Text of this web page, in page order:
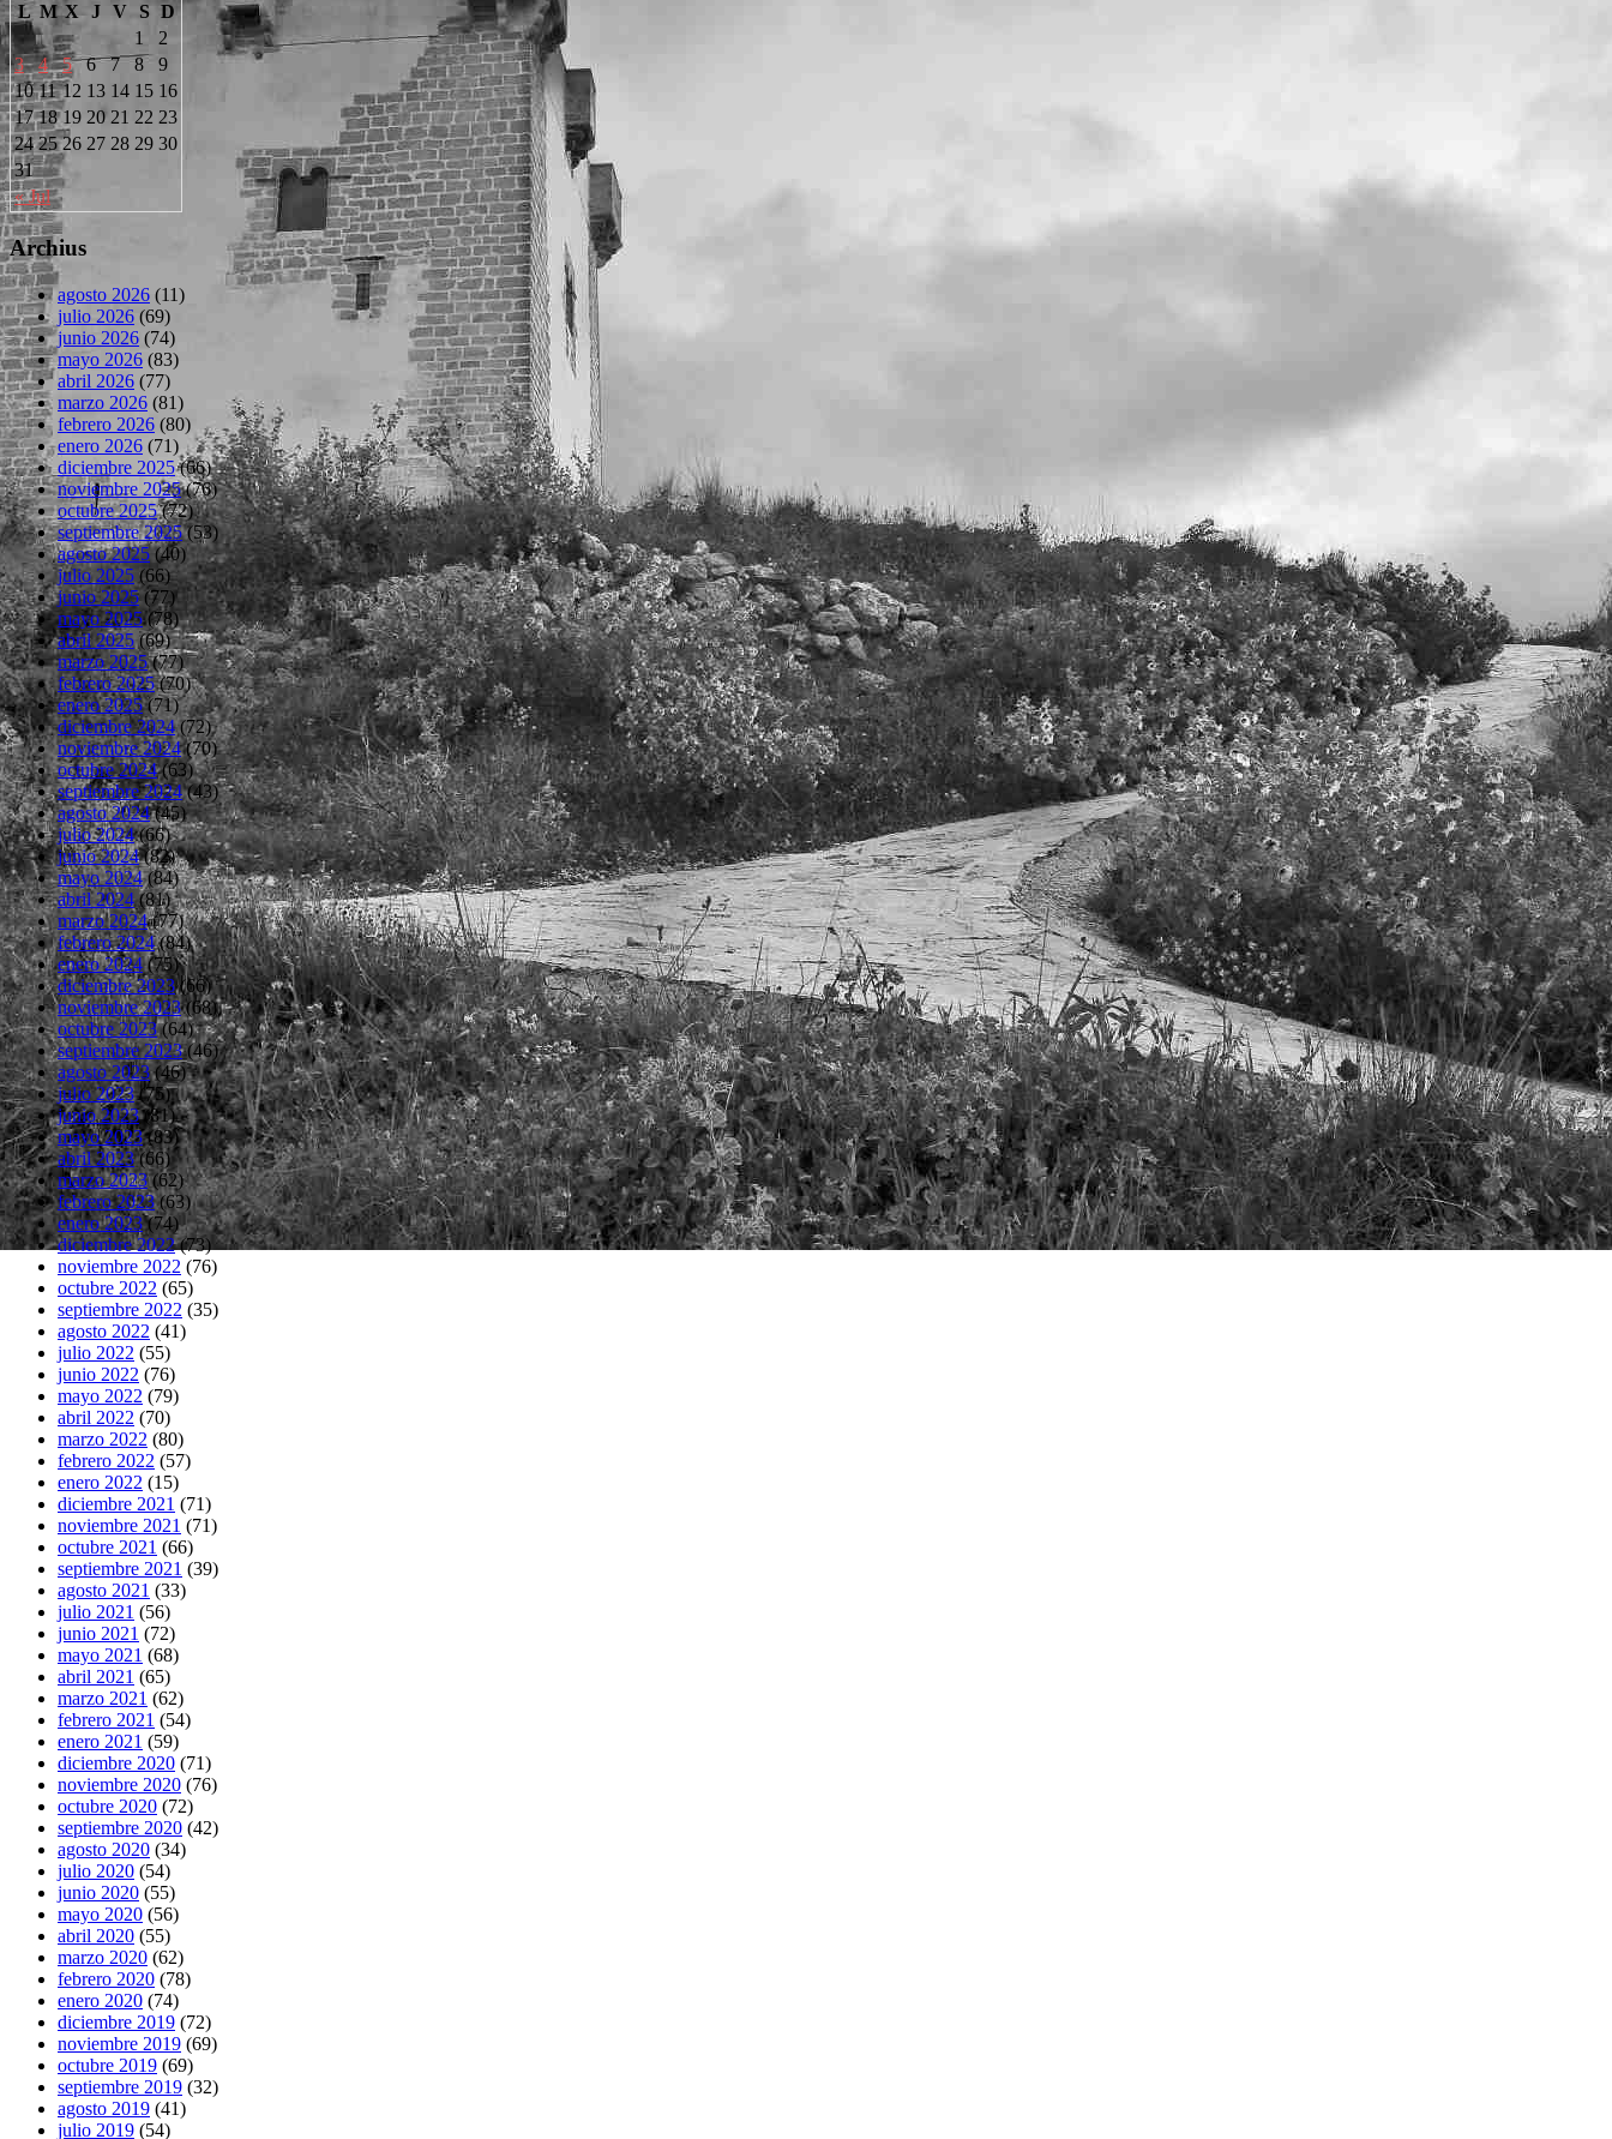
L M X J V S D
« Jul
1
2
3
4 5 6 7 8
9
10 11 12 13 14 15 16
17 18 19 20 21 22 23
24 25 26 27 28 29 30
31
Archius
agosto 2026 (11)
julio 2026 (69)
junio 2026 (74)
mayo 2026 (83)
abril 2026 (77)
marzo 2026 (81)
febrero 2026 (80)
enero 2026 (71)
diciembre 2025(66)
noviembre 2025(76)
octubre 2025(72)
septiembre 2025(53)
agosto 2025(40)
julio 2025 (66)
junio 2025(77)
mayo 2025(78)
abril 2025(69)
marzo 2025(77)
febrero 2025(70)
enero 2025(71)
diciembre 2024(72)
noviembre 2024(70)
octubre 2024(63)
septiembre 2024(43)
agosto 2024(45)
julio 2024(66)
junio 2024(82)
mayo 2024(84)
abril 2024(81)
marzo 2024(77)
febrero 2024(84)
enero 2024(75)
diciembre 2023(66)
noviembre 2023(68)
octubre 2023(64)
septiembre 2023(46)
agosto 2023(46)
julio 2023(75)
junio 2023(81)
mayo 2023(83)
abril 2023(66)
marzo 2023(62)
febrero 2023(63)
enero 2023(74)
diciembre 2022(73)
noviembre 2022 (76)
octubre 2022 (65)
septiembre 2022 (35)
agosto 2022 (41)
julio 2022 (55)
junio 2022 (76)
mayo 2022 (79)
abril 2022 (70)
marzo 2022 (80)
febrero 2022 (57)
enero 2022 (15)
diciembre 2021 (71)
noviembre 2021 (71)
octubre 2021 (66)
septiembre 2021 (39)
agosto 2021 (33)
julio 2021 (56)
junio 2021 (72)
mayo 2021 (68)
abril 2021 (65)
marzo 2021 (62)
febrero 2021 (54)
enero 2021 (59)
diciembre 2020 (71)
noviembre 2020 (76)
octubre 2020 (72)
septiembre 2020 (42)
agosto 2020 (34)
julio 2020 (54)
junio 2020 (55)
mayo 2020 (56)
abril 2020 (55)
marzo 2020 (62)
febrero 2020 (78)
enero 2020 (74)
diciembre 2019 (72)
noviembre 2019 (69)
octubre 2019 (69)
septiembre 2019 (32)
agosto 2019 (41)
julio 2019 (54)